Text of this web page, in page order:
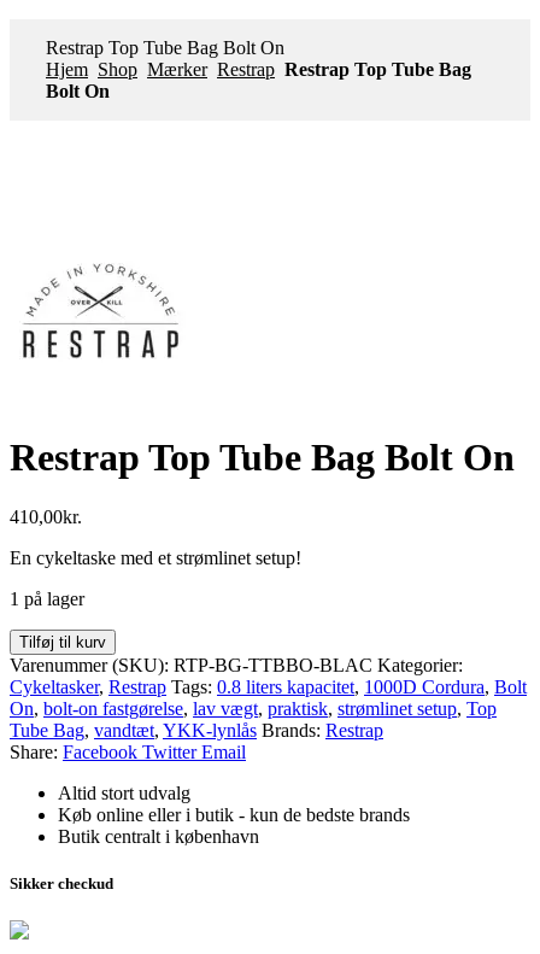
Restrap Top Tube Bag Bolt On
Hjem Shop Mærker Restrap Restrap Top Tube Bag
Bolt On
Restrap Top Tube Bag Bolt On
410,00kr.
En cykeltaske med et strømlinet setup!
1 på lager
Restrap
Top
Tube
Bag
Bolt
On
Tilføj til kurv
Varenummer (SKU): RTP-BG-TTBBO-BLAC Kategorier:
Cykeltasker, Restrap Tags: 0.8 liters kapacitet, 1000D Cordura, Bolt
On, bolt-on fastgørelse, lav vægt, praktisk, strømlinet setup, Top
Tube Bag, vandtæt, YKK-lynlås Brands: Restrap
Share: Facebook Twitter Email
Altid stort udvalg
Køb online eller i butik - kun de bedste brands
Butik centralt i københavn
Sikker checkud